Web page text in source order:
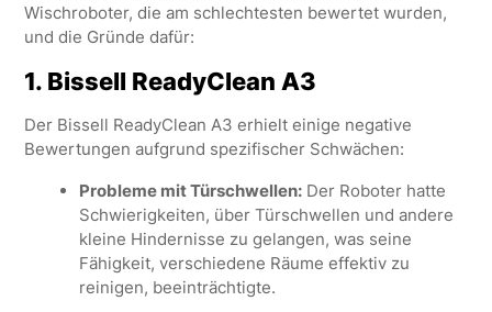
Wischroboter, die am schlechtesten bewertet wurden,
und die Gründe dafür:
1. Bissell ReadyClean A3
Der Bissell ReadyClean A3 erhielt einige negative
Bewertungen aufgrund spezifischer Schwächen:
Probleme mit Türschwellen:Der Roboter hatte
Schwierigkeiten, über Türschwellen und andere
kleine Hindernisse zu gelangen, was seine
Fähigkeit, verschiedene Räume effektiv zu
reinigen, beeinträchtigte.